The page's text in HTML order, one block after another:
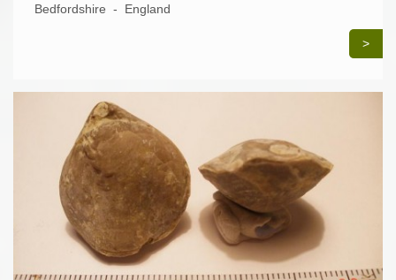
Bedfordshire - England
>